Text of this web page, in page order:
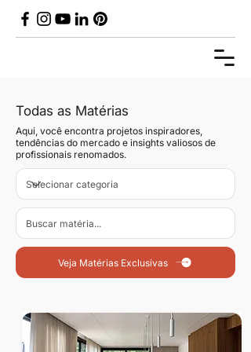
Todas as Matérias
Aqui, você encontra projetos inspiradores,
tendências do mercado e insights valiosos de
profissionais renomados.
Veja Matérias Exclusivas